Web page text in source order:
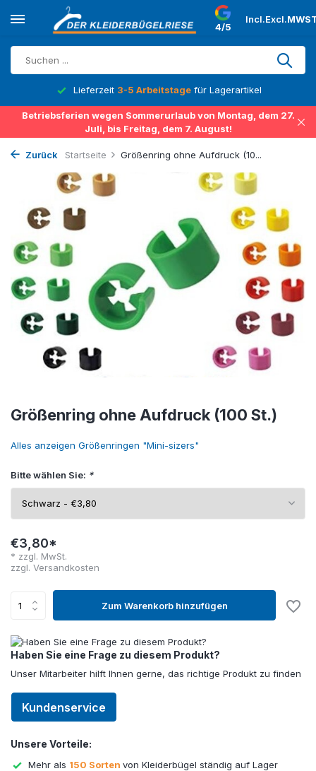
4/5
Incl.Excl.
Lieferzeit 3-5 Arbeitstage für Lagerartikel
Betriebsferien wegen Sommerurlaub von Montag, dem 27.
Juli, bis Freitag, dem 7. August!
Zurück Startseite Größenring ohne Aufdruck (10...
Größenring ohne Aufdruck (100 St.)
Alles anzeigen Größenringen "Mini-sizers"
Bitte wählen Sie: *
€3,80*
* zzgl. MwSt.
zzgl. Versandkosten
Zum Warenkorb hinzufügen
Haben Sie eine Frage zu diesem Produkt?
Unser Mitarbeiter hilft Ihnen gerne, das richtige Produkt zu finden
Kundenservice
Unsere Vorteile:
Mehr als 150 Sorten von Kleiderbügel ständig auf Lager